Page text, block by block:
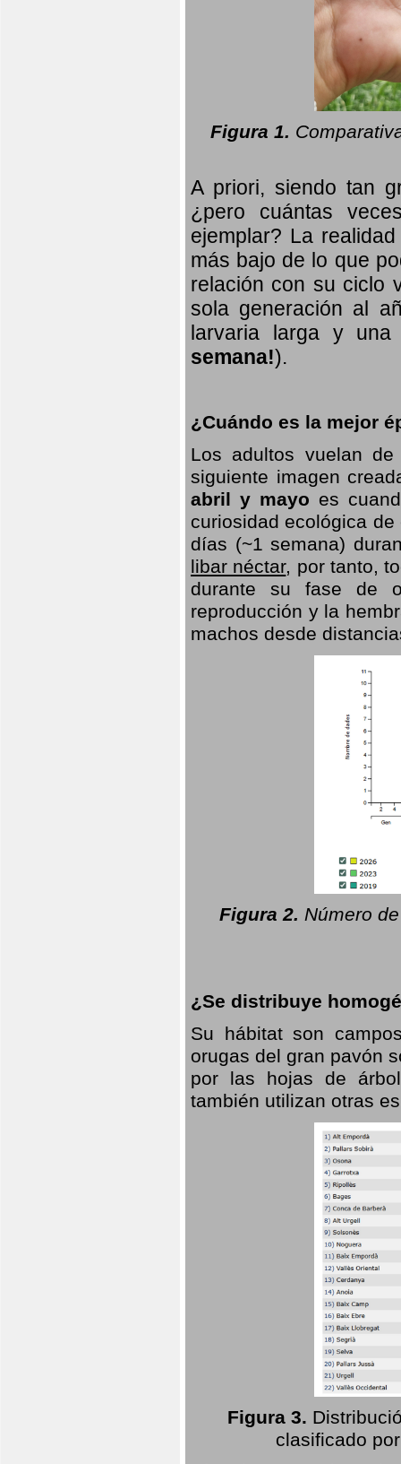
Figura 1.
A priori, siendo tan
¿pero cuántas
ejemplar? La
más bajo de lo que
relación con su ciclo
sola generación al
larvaria largay una
semana!).
¿Cuándo es la mejor
Los adultos vuelan
siguiente imagen
abril y mayo es
curiosidad ecológica
días (~1 semana)
libar néctar, por tanto,
durante su fase de
reproducción y la
machos desde
Figura 2. Número
¿Se distribuye
Su hábitat son
orugas del gran pavón
por las hojas de
también utilizan otras
Figura 3.
clasificado